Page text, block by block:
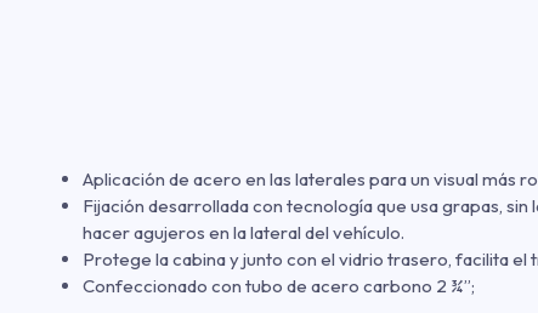
Aplicación de acero en las laterales para un visual más
Fijación desarrollada con tecnología que usa grapas, sin
hacer agujeros en la lateral del vehículo.
Protege la cabina y junto con el vidrio trasero, facilita el
Confeccionado con tubo de acero carbono 2 ¾”;